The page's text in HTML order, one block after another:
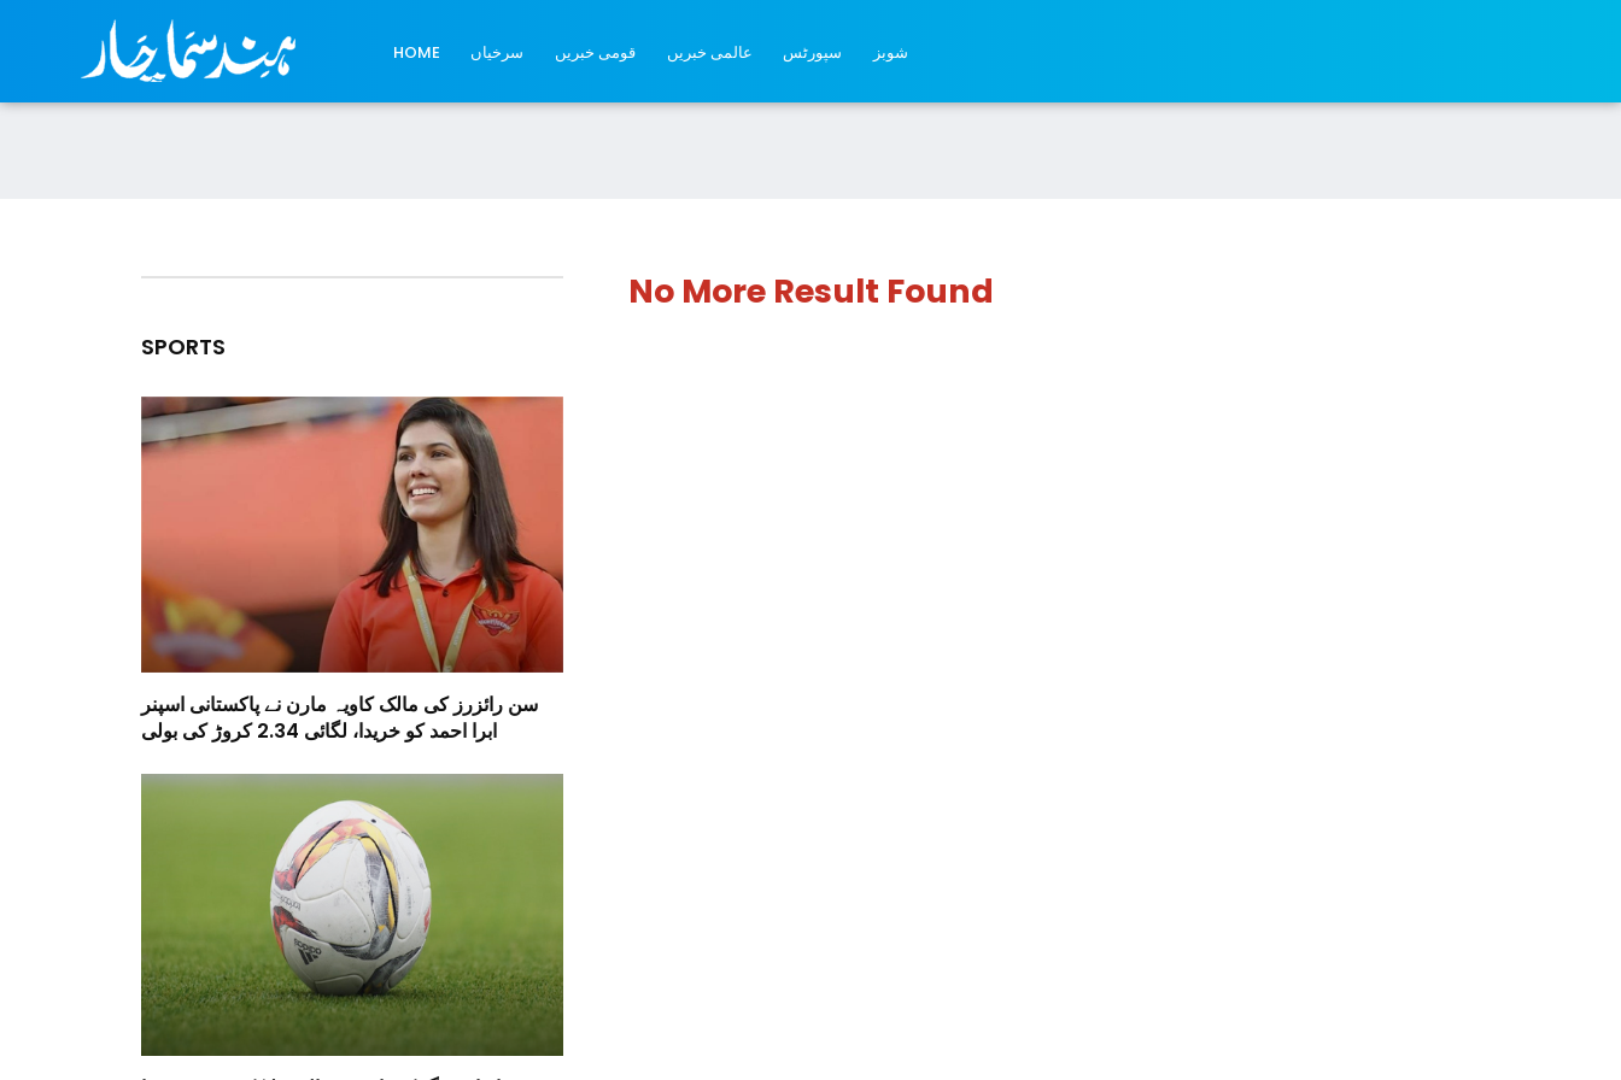
HOME سرخیاں قومی خبریں عالمی خبریں سپورٹس شوبز
SPORTS
سن رائزرز کی مالک کاویہ مارن نے پاکستانی اسپنر
ابرا احمد کو خریدا، لگائی 2.34 کروڑ کی بولی
No More Result Found